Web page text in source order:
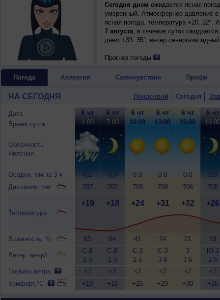
Сегодня днем ожидается ясная
умеренный. Атмосферное давление
ясная погода, температура
7 августа, в течение суток
днем +33..35°, ветер северо-
Прогноз погоды
Погода Аллергия Самочувствие Профи
НА СЕГОДНЯ Почасовой Сегодня
Дата
Время суток
Облачность
Явления
Осадки, мм за 3 ч
Давление, мм
Температура
Влажность, %
Ветер, метр/с
Порывы ветра
Комфорт,°C
6 чт
4:00
0.2
707
+19
63
С-В
1-3
<7
+19
6 чт
7:00
0.0
707
+18
64
С-В
1-3
<7
+18
6 чт
10:00
0.0
709
+24
41
С-З
2-5
<7
+25
6 чт
13:00
0.0
708
+31
24
С-З
3-6
<7
+29
6 чт
16:00
0.0
706
+32
21
З
3-6
<7
+30
6 чт
19:00
0.0
705
+26
33
Ю-З
2-5
<7
+26